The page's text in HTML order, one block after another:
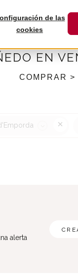
de las
cookies
ALQUILER
EN
COMPRAR
alerta